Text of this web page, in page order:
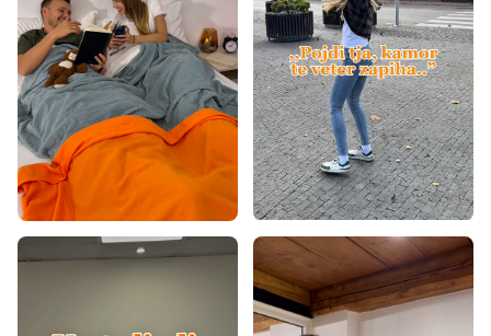
Preproge 90x200
Preproge 100x200
Preproge 120x160
Preproge 120x170
Preproge 120x180
Preproge 120x200
Preproge 140x190
Preproge 140x200
Preproge 160x200
Preproge 160x220